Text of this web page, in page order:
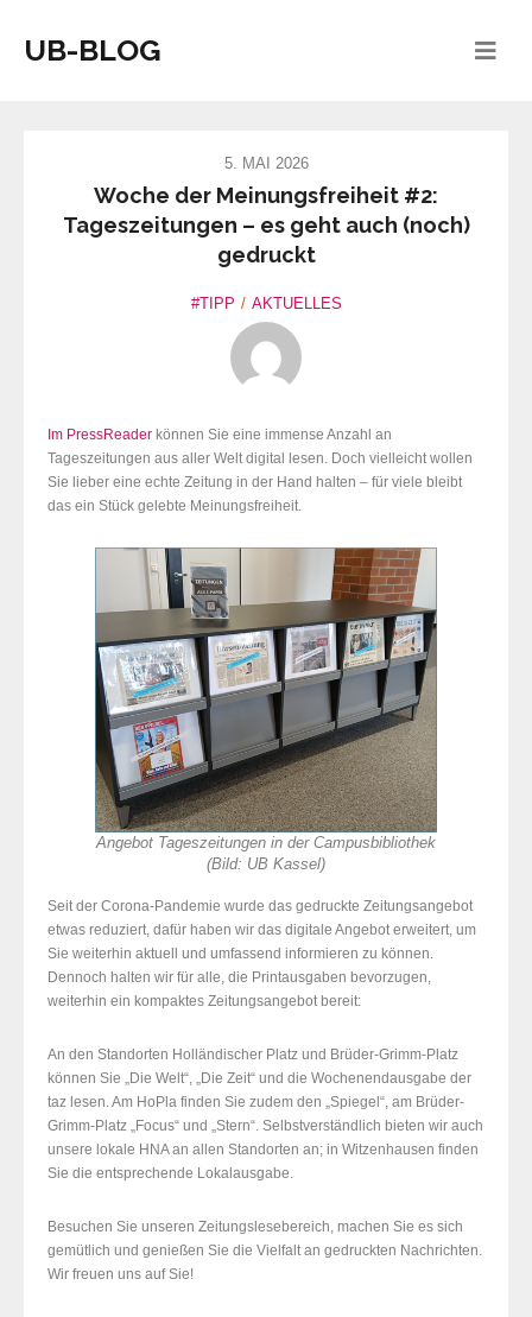
UB-BLOG
5. MAI 2026
Woche der Meinungsfreiheit #2:
Tageszeitungen – es geht auch (noch)
gedruckt
#TIPP AKTUELLES
Im PressReader können Sie eine immense Anzahl an
Tageszeitungen aus aller Welt digital lesen. Doch vielleicht wollen
Sie lieber eine echte Zeitung in der Hand halten – für viele bleibt
das ein Stück gelebte Meinungsfreiheit.
Angebot Tageszeitungen in der Campusbibliothek
(Bild: UB Kassel)
Seit der Corona-Pandemie wurde das gedruckte Zeitungsangebot
etwas reduziert, dafür haben wir das digitale Angebot erweitert, um
Sie weiterhin aktuell und umfassend informieren zu können.
Dennoch halten wir für alle, die Printausgaben bevorzugen,
weiterhin ein kompaktes Zeitungsangebot bereit:
An den Standorten Holländischer Platz und Brüder-Grimm-Platz
können Sie „Die Welt“, „Die Zeit“ und die Wochenendausgabe der
taz lesen. Am HoPla finden Sie zudem den „Spiegel“, am Brüder-
Grimm-Platz „Focus“ und „Stern“. Selbstverständlich bieten wir auch
unsere lokale HNA an allen Standorten an; in Witzenhausen finden
Sie die entsprechende Lokalausgabe.
Besuchen Sie unseren Zeitungslesebereich, machen Sie es sich
gemütlich und genießen Sie die Vielfalt an gedruckten Nachrichten.
Wir freuen uns auf Sie!